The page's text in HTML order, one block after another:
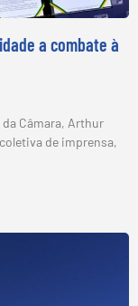
a combate à
Câmara, Arthur
de imprensa,